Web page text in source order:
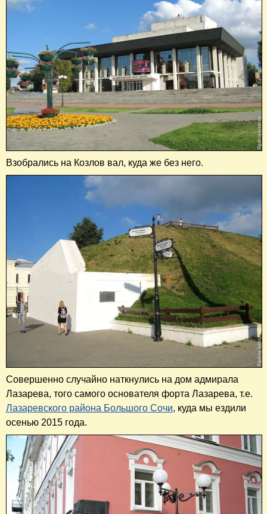
Взобрались на Козлов вал, куда же без него.
Совершенно случайно наткнулись на дом адмирала
Лазарева, того самого основателя форта Лазарева, т.е.
Лазаревского района Большого Сочи, куда мы ездили
осенью 2015 года.